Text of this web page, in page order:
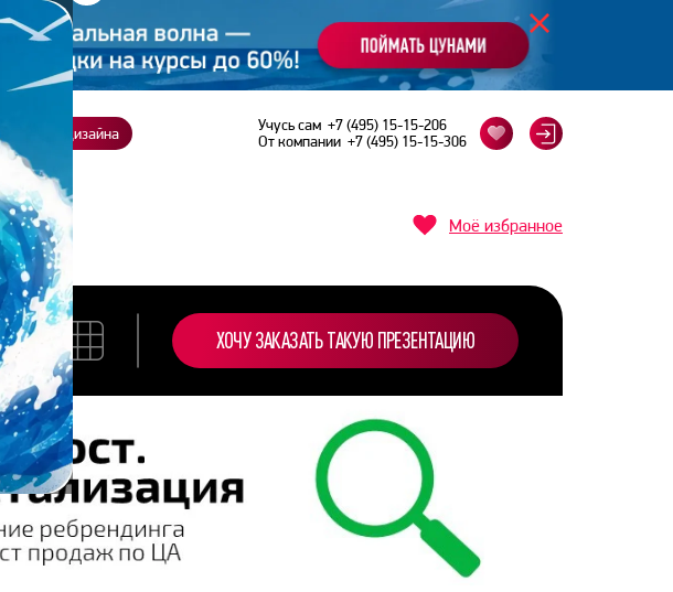
Студия дизайна Учусь сам +7 (495) 15-15-206
От компании +7 (495) 15-15-306
Моё избранное
ХОЧУ ЗАКАЗАТЬ ТАКУЮ ПРЕЗЕНТАЦИЮ